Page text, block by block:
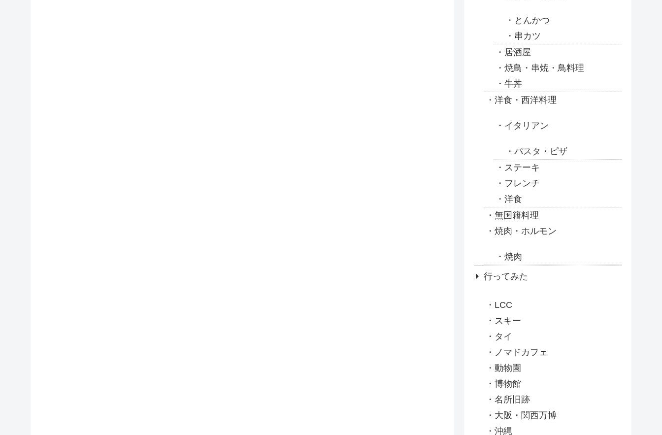
とんかつ
串カツ
居酒屋
焼鳥・串焼・鳥料理
牛丼
洋食・西洋料理
イタリアン
パスタ・ピザ
ステーキ
フレンチ
洋食
無国籍料理
焼肉・ホルモン
焼肉
行ってみた
LCC
スキー
タイ
ノマドカフェ
動物園
博物館
名所旧跡
大阪・関西万博
沖縄